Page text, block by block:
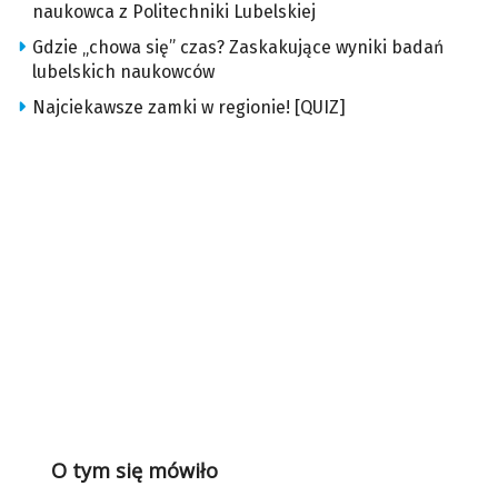
naukowca z Politechniki Lubelskiej
Gdzie „chowa się” czas? Zaskakujące wyniki badań
lubelskich naukowców
Najciekawsze zamki w regionie! [QUIZ]
O tym się mówiło